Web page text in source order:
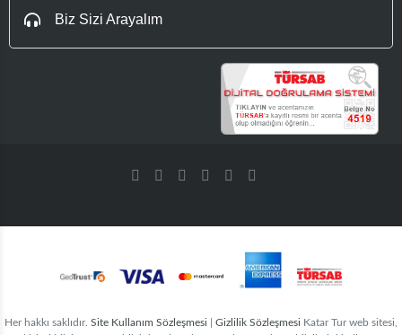
Biz Sizi Arayalım
Her hakkı saklıdır. Site Kullanım Sözleşmesi Gizlilik Sözleşmesi Katar Tur web sitesi,